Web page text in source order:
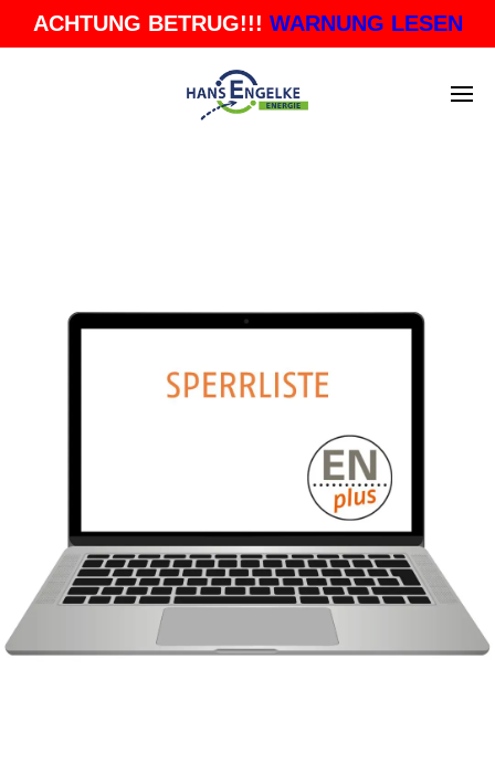
ACHTUNG BETRUG!!! WARNUNG LESEN